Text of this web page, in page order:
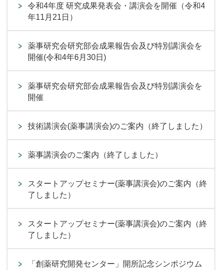
令和4年度 研究成果発表会・講演会を開催（令和4
年11月21日）
薬事研究会研究部会成果報告会及び特別講演会を
開催(令和4年6月30日)
薬事研究会研究部会成果報告会及び特別講演会を
開催
技術講演会(薬事講演会)のご案内（終了しました）
薬事講演会のご案内（終了しました）
スタートアップセミナー(薬事講演会)のご案内（終
了しました）
スタートアップセミナー(薬事講演会)のご案内（終
了しました）
「創薬研究開発センター」開所記念シンポジウム